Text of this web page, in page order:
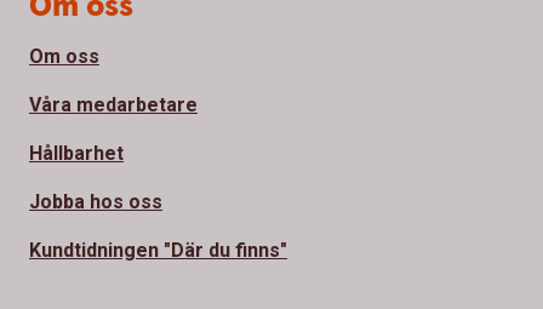
Om oss
Våra medarbetare
Hållbarhet
Jobba hos oss
Kundtidningen "Där du finns"